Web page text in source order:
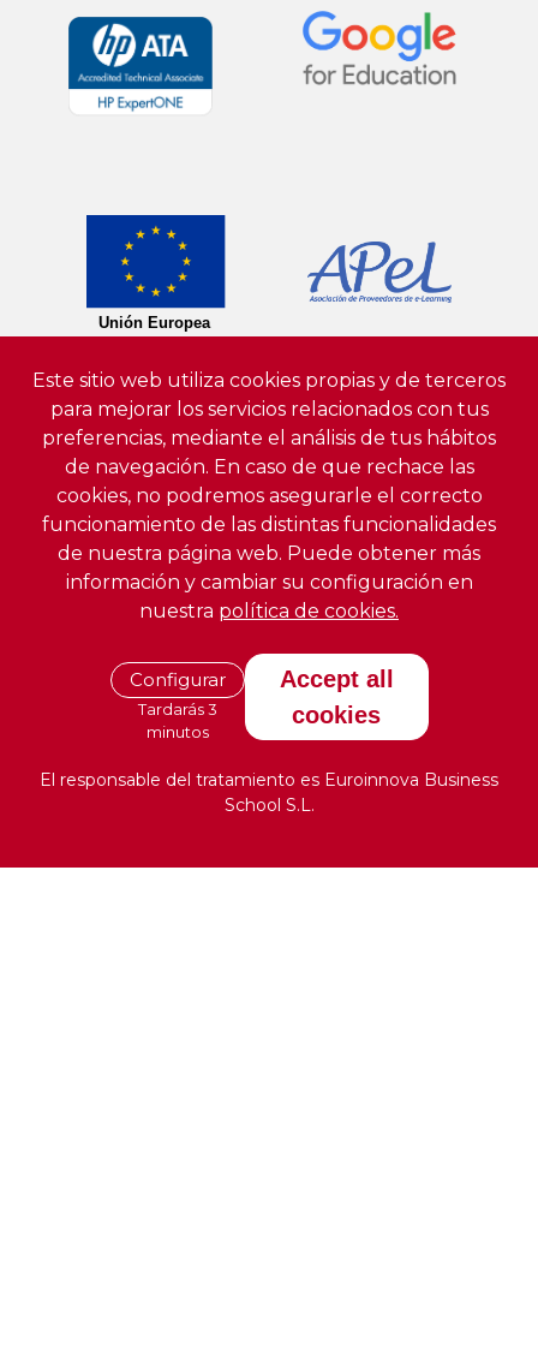
Este sitio web utiliza cookies propias y de terceros
para mejorar los servicios relacionados con tus
preferencias, mediante el análisis de tus hábitos
de navegación. En caso de que rechace las
cookies, no podremos asegurarle el correcto
funcionamiento de las distintas funcionalidades
de nuestra página web. Puede obtener más
información y cambiar su configuración en
nuestra política de cookies.
Configurar
Tardarás 3
minutos
Accept all
cookies
El responsable del tratamiento es Euroinnova Business
School S.L.